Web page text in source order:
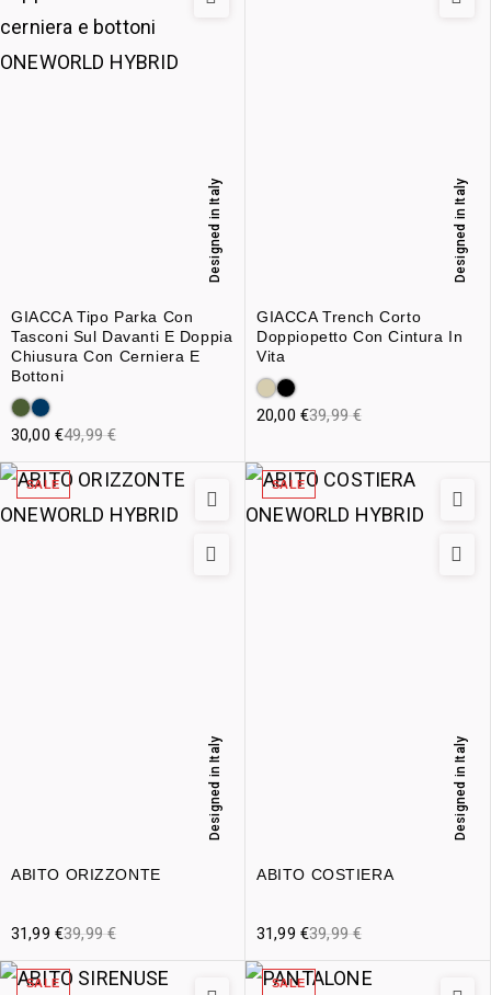
GIACCA Tipo Parka Con
Tasconi Sul Davanti E Doppia
Chiusura Con Cerniera E
Bottoni
Designed in Italy
49,99€
30,00 €
GIACCA Trench Corto
Doppiopetto Con Cintura In
Vita
Designed in Italy
39,99€
20,00 €
SALE
ABITO ORIZZONTE
Designed in Italy
39,99€
31,99 €
SALE
ABITO COSTIERA
Designed in Italy
39,99€
31,99 €
SALE SALE